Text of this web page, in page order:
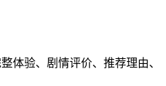
体验、剧情评价、推荐理由、